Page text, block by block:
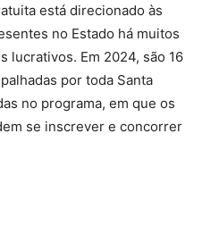
está direcionado às
no Estado há muitos
lucrativos. Em 2024, são 16
por toda Santa
no programa, em que os
se inscrever e concorrer